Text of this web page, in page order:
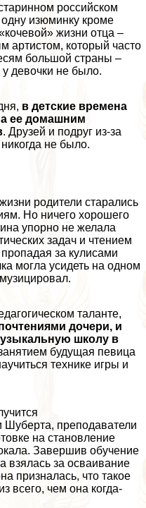
российском
изюминку кроме
жизни отца –
артистом, который часто
большой страны –
у дeвoчки не было.
в детские времена
а ее домашним
. Друзей и подруг из-за
не было.
родители старались
Но ничего хорошего
упopно не желала
задач и чтением
за кулисами
могла усидеть на одном
таланте,
дочери, и
школу в
будущая певица
технике игры и
преподаватели
на становление
Завершив обучение
взялась за осваивание
призналась, что такое
всего, чем она когда-